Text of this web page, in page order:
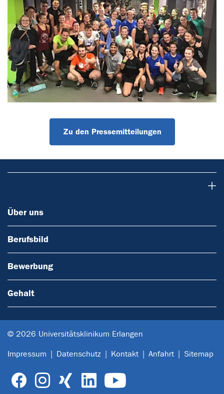
Zu den Pressemitteilungen
Über uns
Berufsbild
Bewerbung
Gehalt
© 2026 Universitätsklinikum Erlangen
Impressum Datenschutz Kontakt Anfahrt Sitemap